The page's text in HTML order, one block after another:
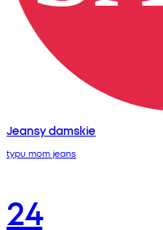
Jeansy damskie
typu mom jeans
24